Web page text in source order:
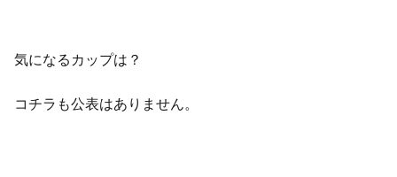
気になるカップは？
コチラも公表はありません。